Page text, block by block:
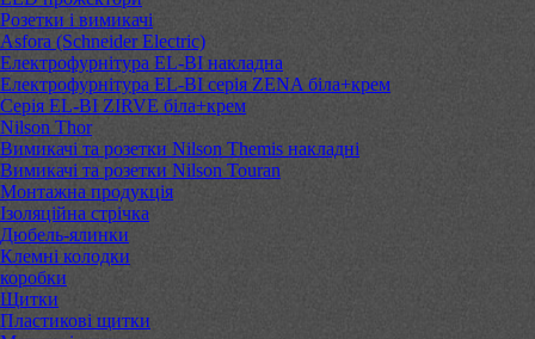
Розетки і вимикачі
Asfora (Schneider Electric)
Електрофурнітура EL-BI накладна
Електрофурнітура EL-BI серія ZENA біла+крем
Серія EL-BI ZIRVE біла+крем
Nilson Thor
Вимикачі та розетки Nilson Themis накладні
Вимикачі та розетки Nilson Touran
Монтажна продукція
Ізоляційна стрічка
Дюбель-ялинки
Клемні колодки
коробки
Щитки
Пластикові щитки